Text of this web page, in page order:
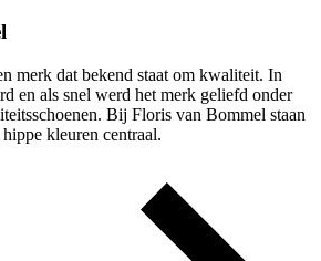
merk dat bekend staat om kwaliteit. In
en als snel werd het merk geliefd onder
Bij Floris van Bommel staan
kleuren centraal.